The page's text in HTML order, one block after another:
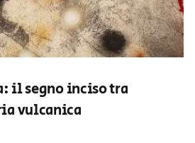
il segno inciso tra
vulcanica